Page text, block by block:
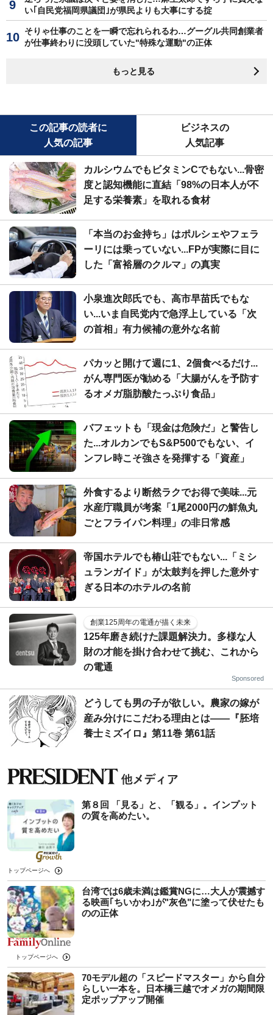
い｢自民党福岡県議団｣が県民よりも大事にする掟
そりゃ仕事のことを一瞬で忘れられるわ…グーグル共同創業者
が仕事終わりに没頭していた"特殊な運動"の正体
もっと見る
この記事の読者に
人気の記事
ビジネスの
人気記事
カルシウムでもビタミンCでもない...骨密
度と認知機能に直結「98%の日本人が不
足する栄養素」を取れる食材
「本当のお金持ち」はポルシェやフェラ
ーリには乗っていない...FPが実際に目に
した「富裕層のクルマ」の真実
小泉進次郎氏でも、高市早苗氏でもな
い...いま自民党内で急浮上している「次
の首相」有力候補の意外な名前
パカッと開けて週に1、2個食べるだけ...
がん専門医が勧める「大腸がんを予防す
るオメガ脂肪酸たっぷり食品」
バフェットも「現金は危険だ」と警告し
た...オルカンでもS&P500でもない、イ
ンフレ時こそ強さを発揮する「資産」
外食するより断然ラクでお得で美味...元
水産庁職員が考案「1尾2000円の鮮魚丸
ごとフライパン料理」の非日常感
帝国ホテルでも椿山荘でもない...「ミシ
ュランガイド」が太鼓判を押した意外す
ぎる日本のホテルの名前
創業125周年の電通が描く未来
125年磨き続けた課題解決力。多様な人
財の才能を掛け合わせて挑む、これから
の電通
Sponsored
どうしても男の子が欲しい。農家の嫁が
産み分けにこだわる理由とは――『胚培
養士ミズイロ』第11巻 第61話
第８回 「見る」と、「観る」。インプット
の質を高めたい。
トップページへ
台湾では6歳未満は鑑賞NGに…大人が震撼す
る映画｢ちいかわ｣が"灰色"に塗って伏せたも
のの正体
トップページへ
70モデル超の「スピードマスター」から自分
らしい一本を。日本橋三越でオメガの期間限
定ポップアップ開催